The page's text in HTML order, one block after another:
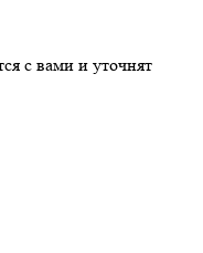
с вами и уточнят